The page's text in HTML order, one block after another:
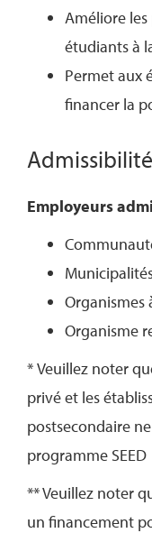
Améliore
étudiants à
Permet aux
financer la
Admissibilité
Employeurs
Organisme
*Veuillez noter
privé et les
postsecondaire
programme SEED
** Veuillez noter
un financement